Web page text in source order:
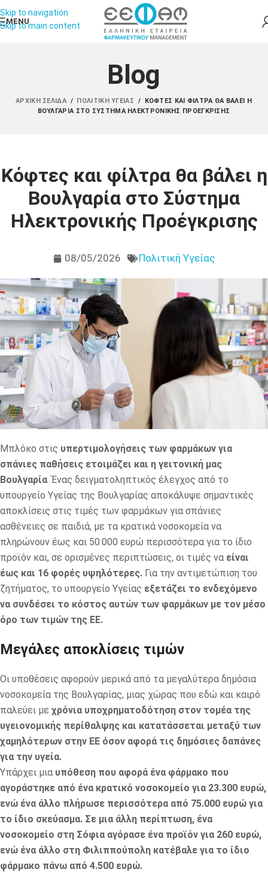
Skip to navigation
Skip to main content
MENU
Blog
ΑΡΧΙΚΉ ΣΕΛΊΔΑ / ΠΟΛΙΤΙΚΉ ΥΓΕΊΑΣ /
ΚΌΦΤΕΣ ΚΑΙ ΦΊΛΤΡΑ ΘΑ ΒΆΛΕΙ Η
ΒΟΥΛΓΑΡΊΑ ΣΤΟ ΣΎΣΤΗΜΑ ΗΛΕΚΤΡΟΝΙΚΉΣ ΠΡΟΈΓΚΡΙΣΗΣ
Κόφτες και φίλτρα θα βάλει η
Βουλγαρία στο Σύστημα
Ηλεκτρονικής Προέγκρισης
08/05/2026 Πολιτική Υγείας
Μπλόκο στις υπερτιμολογήσεις των φαρμάκων για
σπάνιες παθήσεις ετοιμάζει και η γειτονική μας
Βουλγαρία. Ένας δειγματοληπτικός έλεγχος από το
υπουργείο Υγείας της Βουλγαρίας αποκάλυψε σημαντικές
αποκλίσεις στις τιμές των φαρμάκων για σπάνιες
ασθένειες σε παιδιά, με τα κρατικά νοσοκομεία να
πληρώνουν έως και 50.000 ευρώ περισσότερα για το ίδιο
προϊόν και, σε ορισμένες περιπτώσεις, οι τιμές να είναι
έως και 16 φορές υψηλότερες. Για την αντιμετώπιση του
ζητήματος, το υπουργείο Υγείας εξετάζει το ενδεχόμενο
να συνδέσει το κόστος αυτών των φαρμάκων με τον μέσο
όρο των τιμών της ΕΕ.
Μεγάλες αποκλίσεις τιμών
Οι υποθέσεις αφορούν μερικά από τα μεγαλύτερα δημόσια
νοσοκομεία της Βουλγαρίας, μιας χώρας που εδώ και καιρό
παλεύει με χρόνια υποχρηματοδότηση στον τομέα της
υγειονομικής περίθαλψης και κατατάσσεται μεταξύ των
χαμηλότερων στην ΕΕ όσον αφορά τις δημόσιες δαπάνες
για την υγεία.
Υπάρχει μια υπόθεση που αφορά ένα φάρμακο που
αγοράστηκε από ένα κρατικό νοσοκομείο για 23.300 ευρώ,
ενώ ένα άλλο πλήρωσε περισσότερα από 75.000 ευρώ για
το ίδιο σκεύασμα. Σε μια άλλη περίπτωση, ένα
νοσοκομείο στη Σόφια αγόρασε ένα προϊόν για 260 ευρώ,
ενώ ένα άλλο στη Φιλιππούπολη κατέβαλε για το ίδιο
φάρμακο πάνω από 4.500 ευρώ.